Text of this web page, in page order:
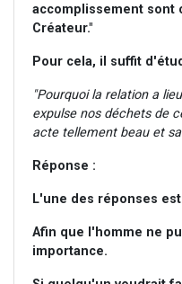
accomplissement sont
Créateur."
Pour cela, il suffit
"Pourquoi la relation a
expulse nos déchets de
acte tellement beau et
Réponse :
L'une des réponses
Afin que l'homme ne
importance.